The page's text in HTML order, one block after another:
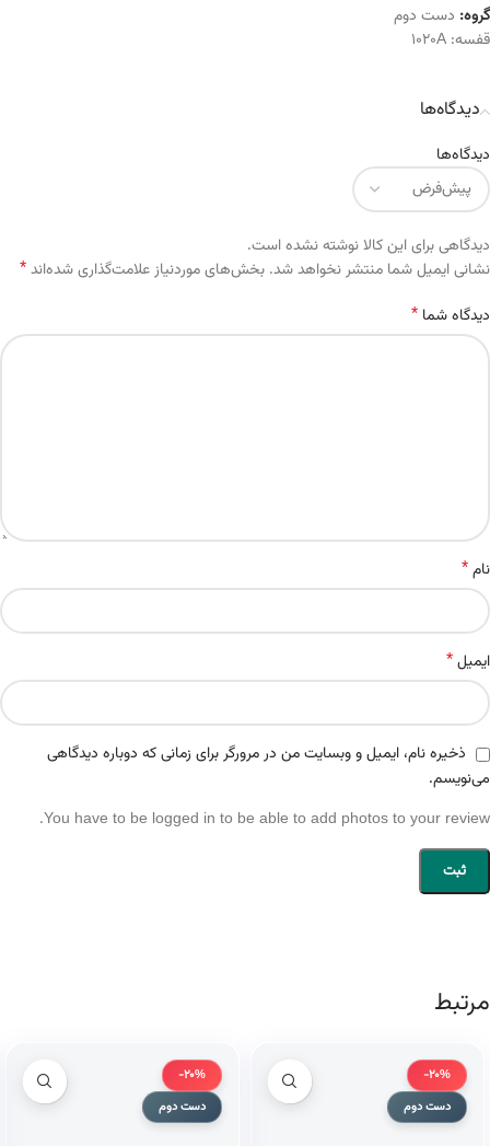
گروه: دست دوم
قفسه: 1020A
دیدگاه‌ها
دیدگاه‌ها
دیدگاهی برای این کالا نوشته نشده است.
نشانی ایمیل شما منتشر نخواهد شد. بخش‌های موردنیاز علامت‌گذاری شده‌اند*
دیدگاه شما *
نام*
ایمیل*
ذخیره نام، ایمیل و وبسایت من در مرورگر برای زمانی که دوباره دیدگاهی
می‌نویسم.
You have to be logged in to be able to add photos to your review.
Alternative:
مرتبط
-20%
دست دوم
-20%
دست دوم